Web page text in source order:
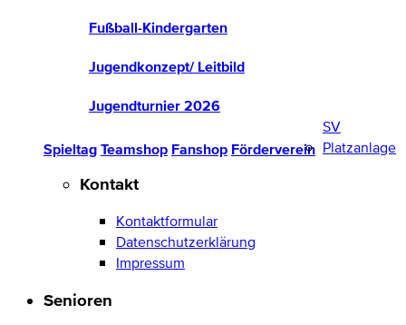
Fußball-Kindergarten
Jugendkonzept/ Leitbild
Jugendturnier 2026
Spieltag Teamshop Fanshop Förderverein
SV
Platzanlage
Kontakt
Kontaktformular
Datenschutzerklärung
Impressum
Senioren